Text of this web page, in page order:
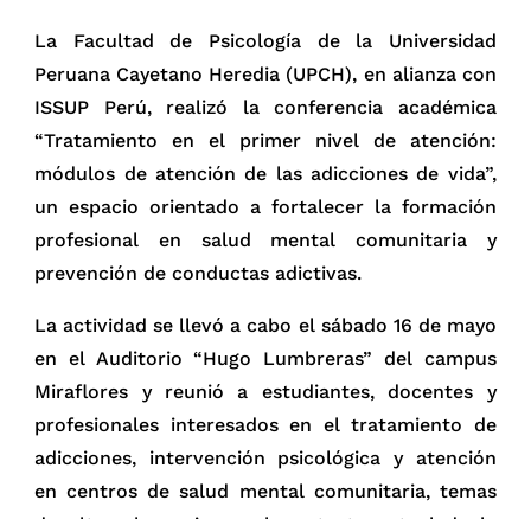
La Facultad de Psicología de la Universidad
Peruana Cayetano Heredia (UPCH), en alianza con
ISSUP Perú, realizó la conferencia académica
“Tratamiento en el primer nivel de atención:
módulos de atención de las adicciones de vida”,
un espacio orientado a fortalecer la formación
profesional en salud mental comunitaria y
prevención de conductas adictivas.
La actividad se llevó a cabo el sábado 16 de mayo
en el Auditorio “Hugo Lumbreras” del campus
Miraflores y reunió a estudiantes, docentes y
profesionales interesados en el tratamiento de
adicciones, intervención psicológica y atención
en centros de salud mental comunitaria, temas